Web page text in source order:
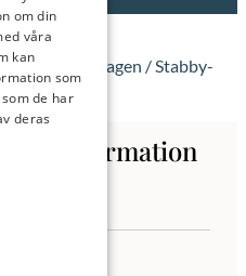
information
om din
våra
kan
som
de har
deras